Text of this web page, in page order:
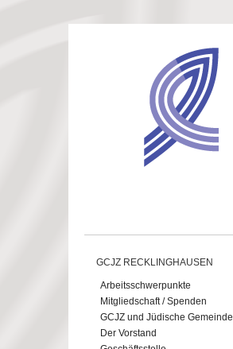
GCJZ RECKLINGHAUSEN
Arbeitsschwerpunkte
Mitgliedschaft / Spenden
GCJZ und Jüdische Gemeinde
Der Vorstand